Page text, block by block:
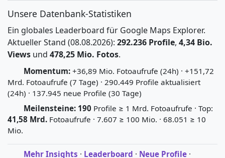
Unsere Datenbank-Statistiken
Ein globales Leaderboard für Google Maps Explorer.
Aktueller Stand (08.08.2026): 292.236 Profile, 4,34 Bio.
Views und 478,25 Mio. Fotos.
Momentum: +36,89 Mio. Fotoaufrufe (24h) · +151,72
Mrd. Fotoaufrufe (7 Tage) · 290.449 Profile aktualisiert
(24h) · 137.945 neue Profile (30 Tage)
Meilensteine: 190 Profile ≥ 1 Mrd. Fotoaufrufe · Top:
41,58 Mrd. Fotoaufrufe · 7.607 ≥ 100 Mio. · 68.051 ≥ 10
Mio.
Mehr Insights · Leaderboard · Neue Profile ·